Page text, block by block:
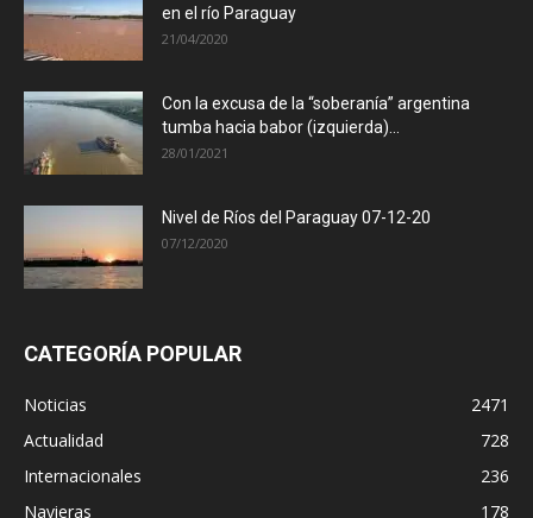
en el río Paraguay
21/04/2020
Con la excusa de la “soberanía” argentina
tumba hacia babor (izquierda)...
28/01/2021
Nivel de Ríos del Paraguay 07-12-20
07/12/2020
CATEGORÍA POPULAR
Noticias
2471
Actualidad
728
Internacionales
236
Navieras
178